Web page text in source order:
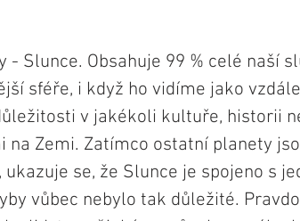
Slunce. Obsahuje 99 % celé naší
sféře, i když ho vidíme jako
v jakékoli kultuře, historii
Zemi. Zatímco ostatní planety
se, že Slunce je spojeno s
vůbec nebylo tak důležité.